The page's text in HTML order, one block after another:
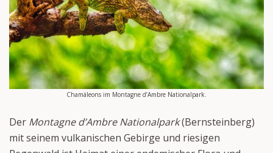
Chamäleons im Montagne d’Ambre Nationalpark.
Der Montagne d’Ambre Nationalpark(Bernsteinberg)
mit seinem vulkanischen Gebirge und riesigen